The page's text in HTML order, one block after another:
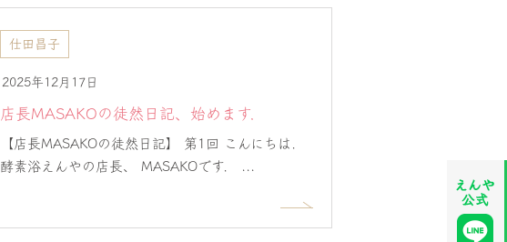
仕田昌子
2025年12月17日
店長MASAKOの徒然日記、始めます．
【店長MASAKOの徒然日記】 第1回 こんにちは．
酵素浴えんやの店長、 MASAKOです． ...